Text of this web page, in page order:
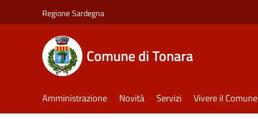
Regione Sardegna
Comune di Tonara
Amministrazione Novità Servizi Vivere il Comune